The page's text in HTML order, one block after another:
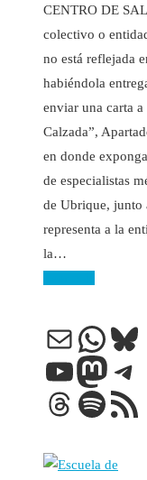
CENTRO DE
colectivo o
no está reflejada
habiéndola
enviar una carta
Calzada”,
en donde
de especialistas
de Ubrique, junto
representa a la
la…
Correo
YouTube
Threads
Feed RSS